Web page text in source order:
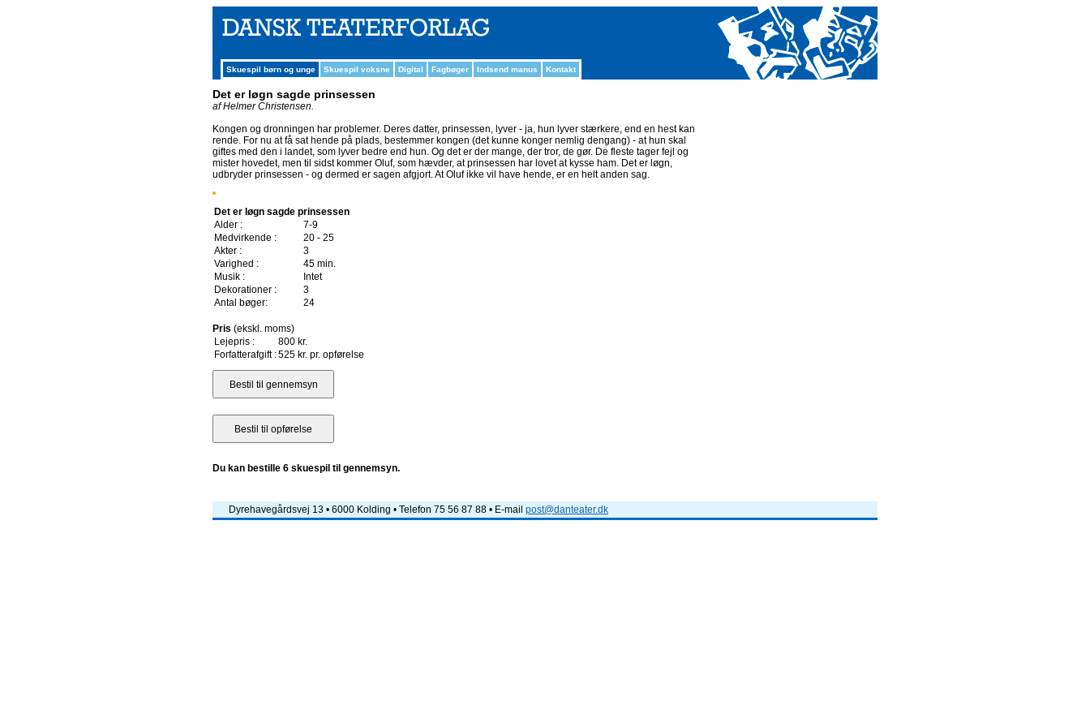
Skuespil børn og unge Skuespil voksne Digital Fagbøger Indsend manus Kontakt
Det er løgn sagde prinsessen
af Helmer Christensen.
Kongen og dronningen har problemer. Deres datter, prinsessen, lyver - ja, hun lyver stærkere, end en hest kan
rende. For nu at få sat hende på plads, bestemmer kongen (det kunne konger nemlig dengang) - at hun skal
giftes med den i landet, som lyver bedre end hun. Og det er der mange, der tror, de gør. De fleste tager fejl og
mister hovedet, men til sidst kommer Oluf, som hævder, at prinsessen har lovet at kysse ham. Det er løgn,
udbryder prinsessen - og dermed er sagen afgjort. At Oluf ikke vil have hende, er en helt anden sag.
Det er løgn sagde prinsessen
Alder :
7-9
Medvirkende :
20 - 25
Akter :
3
Varighed :
45 min.
Musik :
Intet
Dekorationer :
3
Antal bøger:
24
Pris (ekskl. moms)
Lejepris :
800 kr.
Forfatterafgift :525 kr. pr. opførelse
Du kan bestille 6 skuespil til gennemsyn.
Dyrehavegårdsvej 13 • 6000 Kolding • Telefon 75 56 87 88 • E-mail post@danteater.dk